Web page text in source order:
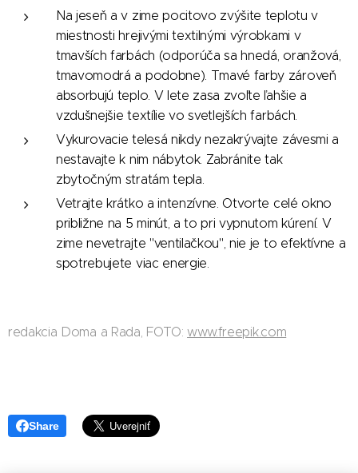
Na jeseň a v zime pocitovo zvýšite teplotu v
miestnosti hrejivými textilnými výrobkami v
tmavších farbách (odporúča sa hnedá, oranžová,
tmavomodrá a podobne). Tmavé farby zároveň
absorbujú teplo. V lete zasa zvoľte ľahšie a
vzdušnejšie textílie vo svetlejších farbách.
Vykurovacie telesá nikdy nezakrývajte závesmi a
nestavajte k nim nábytok. Zabránite tak
zbytočným stratám tepla.
Vetrajte krátko a intenzívne. Otvorte celé okno
približne na 5 minút, a to pri vypnutom kúrení. V
zime nevetrajte "ventilačkou", nie je to efektívne a
spotrebujete viac energie.
redakcia Doma a Rada, FOTO:www.freepik.com
Share